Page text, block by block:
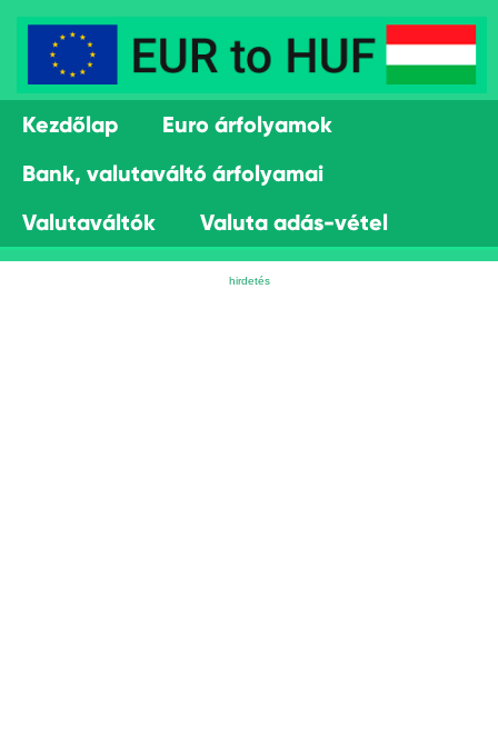
Kezdőlap
Euro árfolyamok
Bank, valutaváltó árfolyamai
Valutaváltók
Valuta adás-vétel